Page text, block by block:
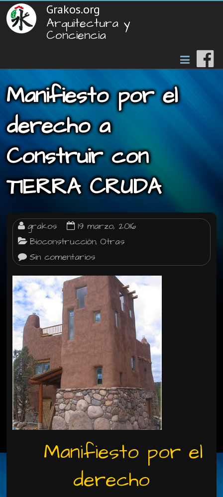
Grakos.org
Arquitectura y
Conciencia
Manifiesto por el
derecho a
Construir con
TIERRA CRUDA
grakos
19 marzo, 2016
Bioconstrucción, Otras
Sin comentarios
Manifiesto por el
derecho